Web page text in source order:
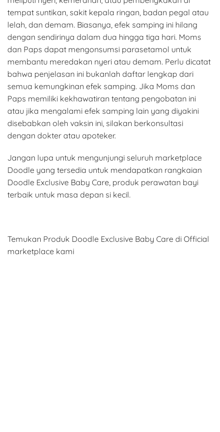
tempat suntikan, sakit kepala ringan, badan pegal atau
lelah, dan demam. Biasanya, efek samping ini hilang
dengan sendirinya dalam dua hingga tiga hari. Moms
dan Paps dapat mengonsumsi parasetamol untuk
membantu meredakan nyeri atau demam. Perlu dicatat
bahwa penjelasan ini bukanlah daftar lengkap dari
semua kemungkinan efek samping. Jika Moms dan
Paps memiliki kekhawatiran tentang pengobatan ini
atau jika mengalami efek samping lain yang diyakini
disebabkan oleh vaksin ini, silakan berkonsultasi
dengan dokter atau apoteker.
Jangan lupa untuk mengunjungi seluruh marketplace
Doodle yang tersedia untuk mendapatkan rangkaian
Doodle Exclusive Baby Care, produk perawatan bayi
terbaik untuk masa depan si kecil.
Temukan Produk Doodle Exclusive Baby Care di Official
marketplace kami